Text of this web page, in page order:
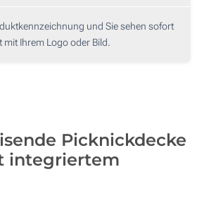
und Sie sehen sofort
Ihrem Logo oder Bild.
Picknickdecke
integriertem